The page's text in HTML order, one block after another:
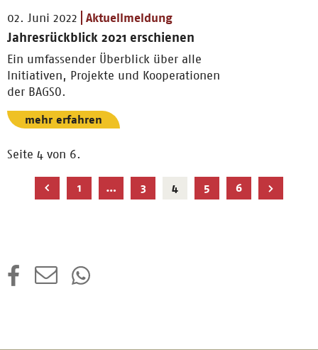
02. Juni 2022 Aktuellmeldung
Jahresrückblick 2021 erschienen
Ein umfassender Überblick über alle
Initiativen, Projekte und Kooperationen
der BAGSO.
mehr erfahren
Seite 4 von 6.
1 … 3 4Aktuelle
Seite
5 6